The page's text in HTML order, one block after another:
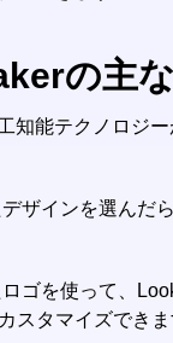
の主
知能テクノロジ
ザインを選んだ
ゴを使って、
スタマイズできま